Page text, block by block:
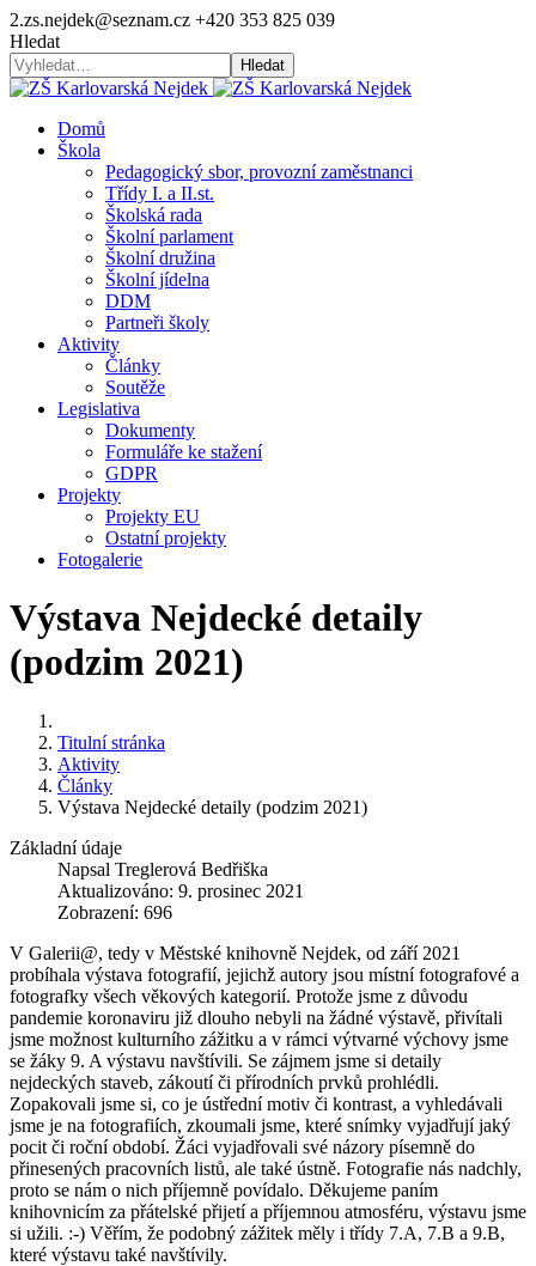
2.zs.nejdek@seznam.cz +420 353 825 039
Hledat
Hledat
Domů
Škola
Pedagogický sbor, provozní zaměstnanci
Třídy I. a II.st.
Školská rada
Školní parlament
Školní družina
Školní jídelna
DDM
Partneři školy
Aktivity
Články
Soutěže
Legislativa
Dokumenty
Formuláře ke stažení
GDPR
Projekty
Projekty EU
Ostatní projekty
Fotogalerie
Výstava Nejdecké detaily
(podzim 2021)
Titulní stránka
Aktivity
Články
Výstava Nejdecké detaily (podzim 2021)
Základní údaje
Napsal Treglerová Bedřiška
Aktualizováno: 9. prosinec 2021
Zobrazení: 696
V Galerii@, tedy v Městské knihovně Nejdek, od září 2021
probíhala výstava fotografií, jejichž autory jsou místní fotografové a
fotografky všech věkových kategorií. Protože jsme z důvodu
pandemie koronaviru již dlouho nebyli na žádné výstavě, přivítali
jsme možnost kulturního zážitku a v rámci výtvarné výchovy jsme
se žáky 9. A výstavu navštívili. Se zájmem jsme si detaily
nejdeckých staveb, zákoutí či přírodních prvků prohlédli.
Zopakovali jsme si, co je ústřední motiv či kontrast, a vyhledávali
jsme je na fotografiích, zkoumali jsme, které snímky vyjadřují jaký
pocit či roční období. Žáci vyjadřovali své názory písemně do
přinesených pracovních listů, ale také ústně. Fotografie nás nadchly,
proto se nám o nich příjemně povídalo. Děkujeme paním
knihovnicím za přátelské přijetí a příjemnou atmosféru, výstavu jsme
si užili. :-) Věřím, že podobný zážitek měly i třídy 7.A, 7.B a 9.B,
které výstavu také navštívily.